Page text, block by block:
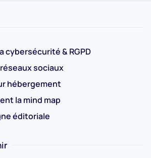
cybersécurité & RGPD
sociaux
hébergement
la mind map
éditoriale